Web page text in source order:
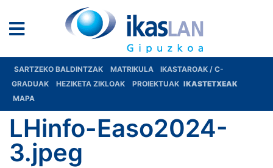
SARTZEKO BALDINTZAK MATRIKULA
IKASTAROAK / C-
GRADUAK
HEZIKETA ZIKLOAK PROIEKTUAK IKASTETXEAK
MAPA
LHinfo-Easo2024-
3.jpeg